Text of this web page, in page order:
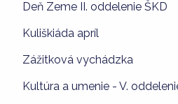
Deň Zeme II. oddelenie ŠKD
Kuliškiáda apríl
Zážitková vychádzka
Kultúra a umenie - V.